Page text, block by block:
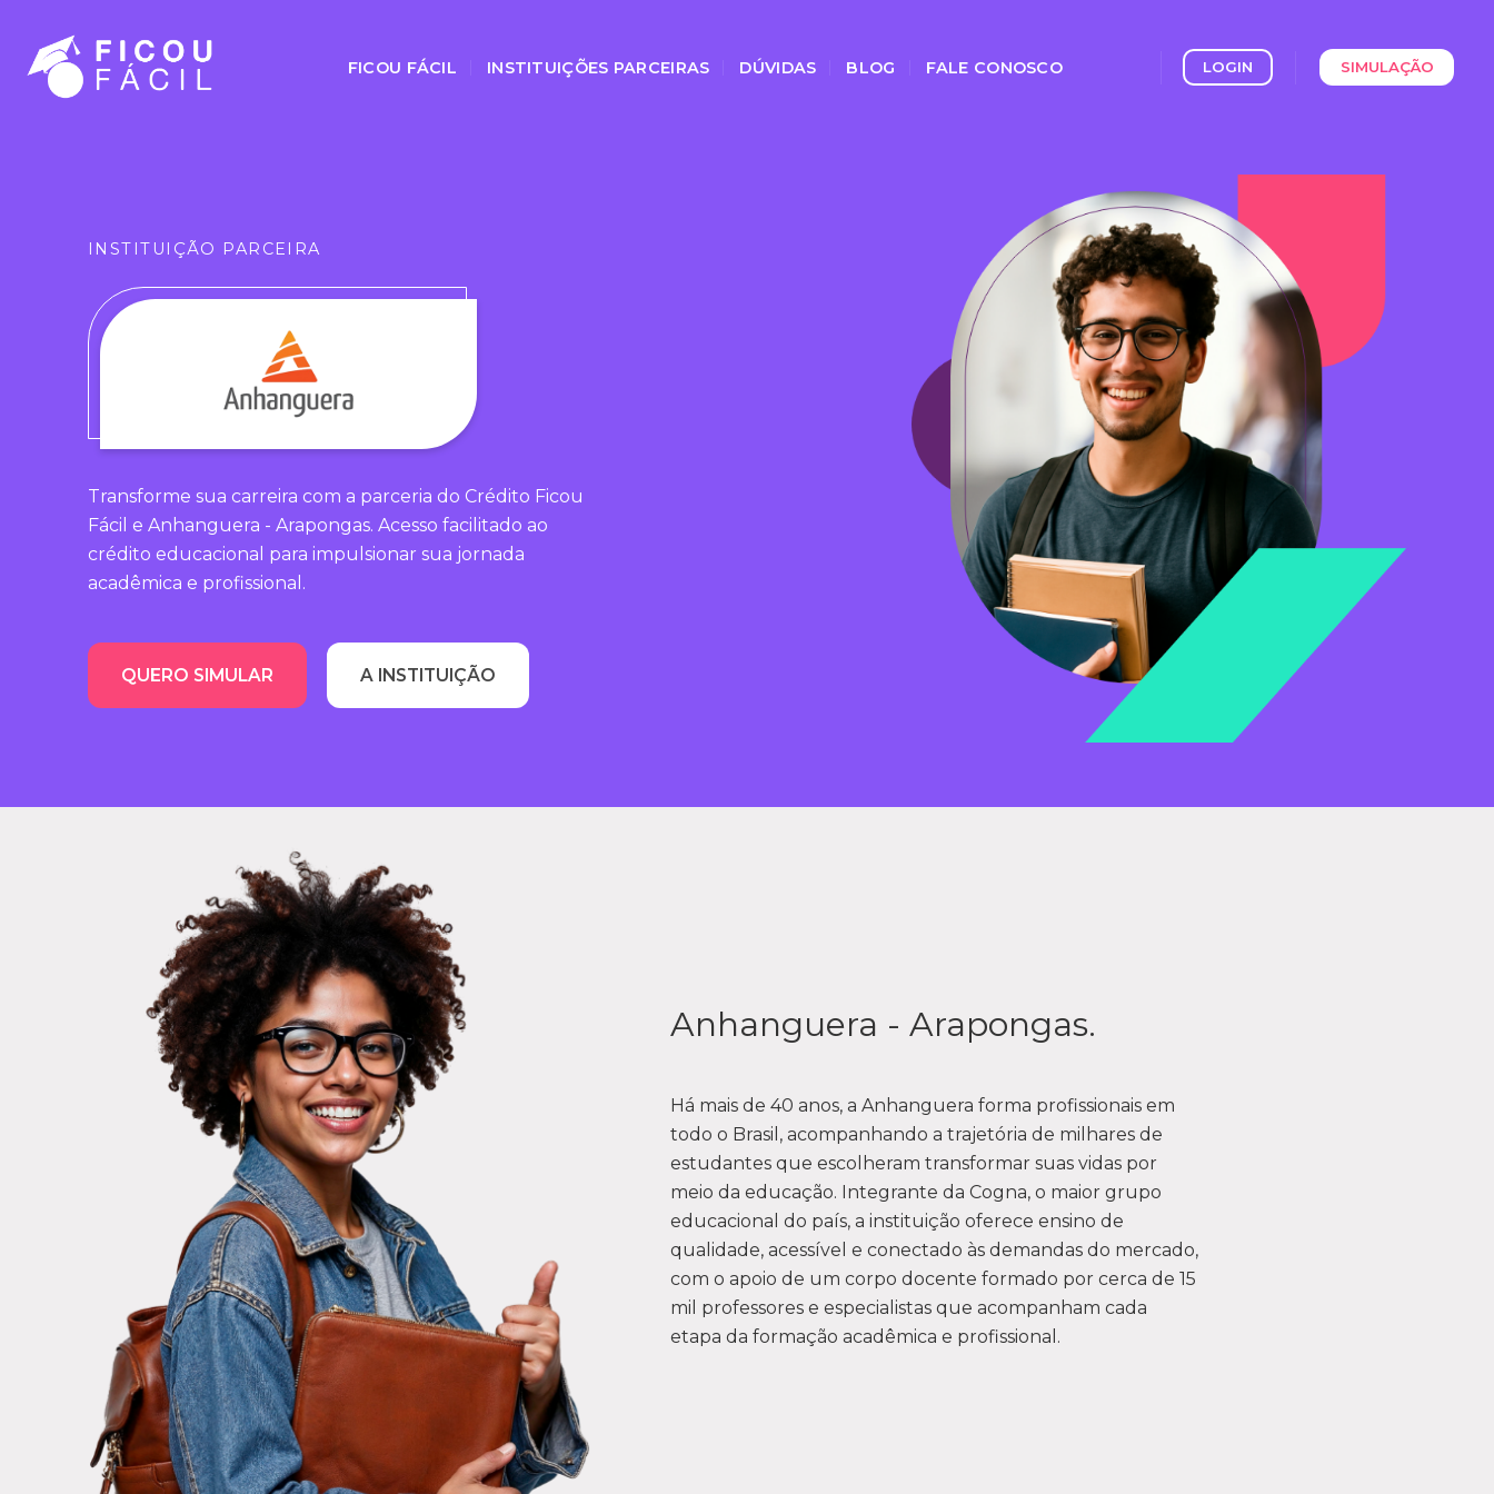
FICOU FÁCIL INSTITUIÇÕES PARCEIRAS DÚVIDAS BLOG FALE CONOSCO LOGIN SIMULAÇÃO
INSTITUIÇÃO PARCEIRA
Transforme sua carreira com a parceria do Crédito Ficou
Fácil e Anhanguera - Arapongas. Acesso facilitado ao
crédito educacional para impulsionar sua jornada
acadêmica e profissional.
QUERO SIMULAR A INSTITUIÇÃO
Anhanguera - Arapongas.
Há mais de 40 anos, a Anhanguera forma profissionais em
todo o Brasil, acompanhando a trajetória de milhares de
estudantes que escolheram transformar suas vidas por
meio da educação. Integrante da Cogna, o maior grupo
educacional do país, a instituição oferece ensino de
qualidade, acessível e conectado às demandas do mercado,
com o apoio de um corpo docente formado por cerca de 15
mil professores e especialistas que acompanham cada
etapa da formação acadêmica e profissional.